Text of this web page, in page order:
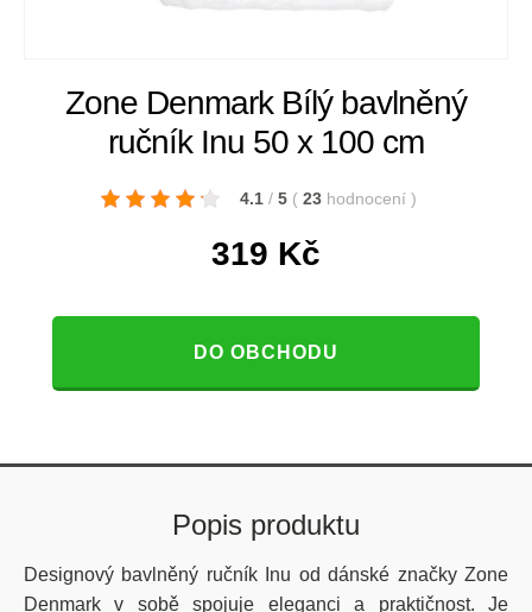
Zone Denmark Bílý bavlněný
ručník Inu 50 x 100 cm
4.1 / 5 ( 23 hodnocení )
319 Kč
DO OBCHODU
Popis produktu
Designový bavlněný ručník Inu od dánské značky Zone
Denmark v sobě spojuje eleganci a praktičnost. Je